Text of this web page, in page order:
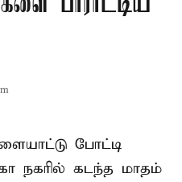
போட்டி
நகரில் கடந்த மாதம்